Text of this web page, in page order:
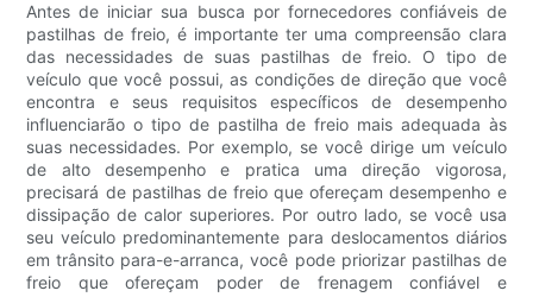
Antes de iniciar sua busca por fornecedores confiáveis ​​de
pastilhas de freio, é importante ter uma compreensão clara
das necessidades de suas pastilhas de freio. O tipo de
veículo que você possui, as condições de direção que você
encontra e seus requisitos específicos de desempenho
influenciarão o tipo de pastilha de freio mais adequada às
suas necessidades. Por exemplo, se você dirige um veículo
de alto desempenho e pratica uma direção vigorosa,
precisará de pastilhas de freio que ofereçam desempenho e
dissipação de calor superiores. Por outro lado, se você usa
seu veículo predominantemente para deslocamentos diários
em trânsito para-e-arranca, você pode priorizar pastilhas de
freio que ofereçam poder de frenagem confiável e